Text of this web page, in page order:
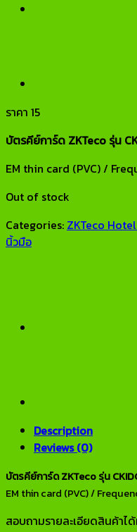
ราคา 15
บัตรคีย์การ์ด ZKTeco รุ่น
EM thin card (PVC) /
Out of stock
Categories: ZKTeco
นิ้วมือ
Description
Reviews (0)
บัตรคีย์การ์ด ZKTeco รุ่น
EM thin card (PVC) /
สอบถามรายละเอียดสินค้า